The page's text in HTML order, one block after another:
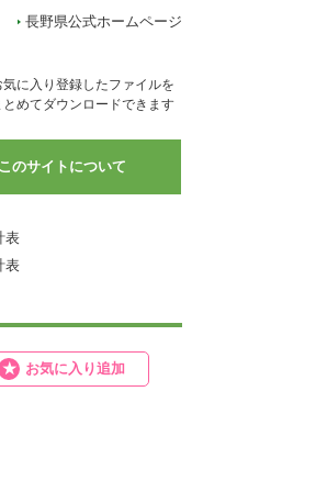
長野県公式ホームページ
気に入り登録したファイルを
とめてダウンロードできます
このサイトについて
表
表
お気に入り追加